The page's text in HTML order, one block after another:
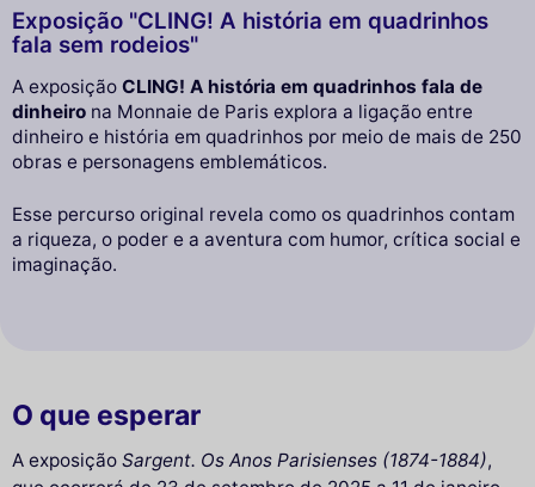
Exposição "CLING! A história em quadrinhos
fala sem rodeios"
A exposição CLING! A história em quadrinhos fala de
dinheiro na Monnaie de Paris explora a ligação entre
dinheiro e história em quadrinhos por meio de mais de 250
obras e personagens emblemáticos.
Esse percurso original revela como os quadrinhos contam
a riqueza, o poder e a aventura com humor, crítica social e
imaginação.
O que esperar
A exposição Sargent. Os Anos Parisienses (1874-1884),